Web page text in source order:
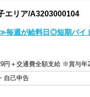
エリア/A3203000104
毎週が給料日◎短期バイ
円＋交通費全額支給 ※賞与年
自己申告